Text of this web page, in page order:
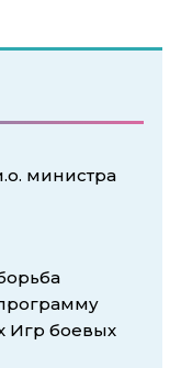
министра
Игр боевых